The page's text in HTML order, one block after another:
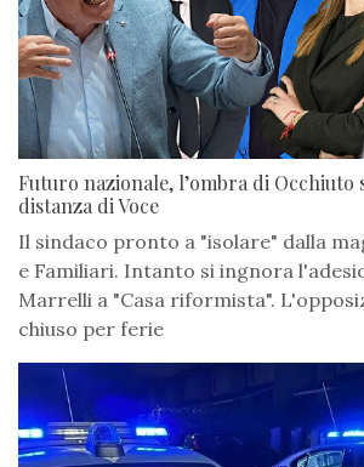
Futuro nazionale, l’ombra di Occhiuto
distanza di Voce
Il sindaco pronto a "isolare" dalla
e Familiari. Intanto si ingnora
Marrelli a "Casa riformista".
chiuso per ferie